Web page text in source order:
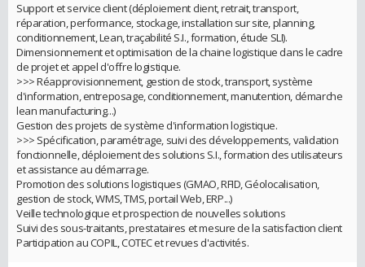
Support et service client (déploiement client, retrait, transport,
réparation, performance, stockage, installation sur site, planning,
conditionnement, Lean, traçabilité S.I., formation, étude SLI).
Dimensionnement et optimisation de la chaine logistique dans le cadre
de projet et appel d'offre logistique.
>>> Réapprovisionnement, gestion de stock, transport, système
d'information, entreposage, conditionnement, manutention, démarche
lean manufacturing...)
Gestion des projets de système d'information logistique.
>>> Spécification, paramétrage, suivi des développements, validation
fonctionnelle, déploiement des solutions S.I., formation des utilisateurs
et assistance au démarrage.
Promotion des solutions logistiques (GMAO, RFID, Géolocalisation,
gestion de stock, WMS, TMS, portail Web, ERP...)
Veille technologique et prospection de nouvelles solutions
Suivi des sous-traitants, prestataires et mesure de la satisfaction client
Participation au COPIL, COTEC et revues d'activités.